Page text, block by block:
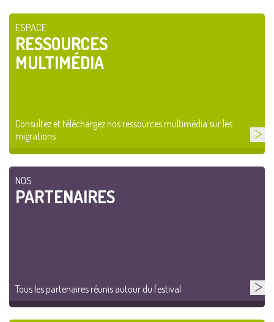
ESPACE
RESSOURCES
MULTIMÉDIA
Consultez et téléchargez nos ressources multimédia sur les
migrations
NOS
PARTENAIRES
Tous les partenaires réunis autour du festival